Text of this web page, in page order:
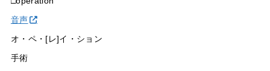
音声
オ・ペ・[レ]イ・ション
手術